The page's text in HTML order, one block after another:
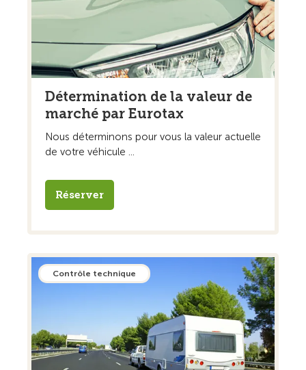
Détermination de la valeur de
marché par Eurotax
Nous déterminons pour vous la valeur actuelle
de votre véhicule ...
Réserver
Contrôle technique